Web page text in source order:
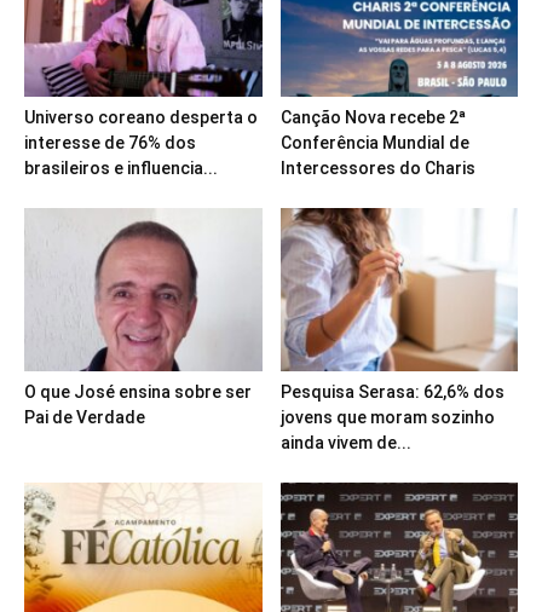
Universo coreano desperta o
interesse de 76% dos
brasileiros e influencia...
Canção Nova recebe 2ª
Conferência Mundial de
Intercessores do Charis
O que José ensina sobre ser
Pai de Verdade
Pesquisa Serasa: 62,6% dos
jovens que moram sozinho
ainda vivem de...